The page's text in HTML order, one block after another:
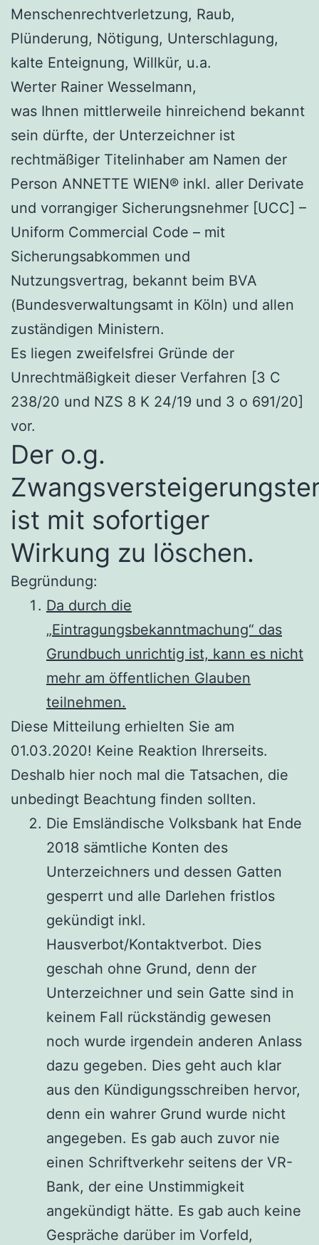
Menschenrechtverletzung, Raub,
Plünderung, Nötigung, Unterschlagung,
kalte Enteignung, Willkür, u.a.
Werter Rainer Wesselmann,
was Ihnen mittlerweile hinreichend bekannt
sein dürfte, der Unterzeichner ist
rechtmäßiger Titelinhaber am Namen der
Person ANNETTE WIEN® inkl. aller Derivate
und vorrangiger Sicherungsnehmer [UCC] –
Uniform Commercial Code – mit
Sicherungsabkommen und
Nutzungsvertrag, bekannt beim BVA
(Bundesverwaltungsamt in Köln) und allen
zuständigen Ministern.
Es liegen zweifelsfrei Gründe der
Unrechtmäßigkeit dieser Verfahren [3 C
238/20 und NZS 8 K 24/19 und 3 o 691/20]
vor.
Der o.g.
ist mit sofortiger
Wirkung zu löschen.
Begründung:
Da durch die
„Eintragungsbekanntmachung“ das
Grundbuch unrichtig ist, kann es nicht
mehr am öffentlichen Glauben
teilnehmen.
Diese Mitteilung erhielten Sie am
01.03.2020! Keine Reaktion Ihrerseits.
Deshalb hier noch mal die Tatsachen, die
unbedingt Beachtung finden sollten.
Die Emsländische Volksbank hat Ende
2018 sämtliche Konten des
Unterzeichners und dessen Gatten
gesperrt und alle Darlehen fristlos
gekündigt inkl.
Hausverbot/Kontaktverbot. Dies
geschah ohne Grund, denn der
Unterzeichner und sein Gatte sind in
keinem Fall rückständig gewesen
noch wurde irgendein anderen Anlass
dazu gegeben. Dies geht auch klar
aus den Kündigungsschreiben hervor,
denn ein wahrer Grund wurde nicht
angegeben. Es gab auch zuvor nie
einen Schriftverkehr seitens der VR-
Bank, der eine Unstimmigkeit
angekündigt hätte. Es gab auch keine
Gespräche darüber im Vorfeld,